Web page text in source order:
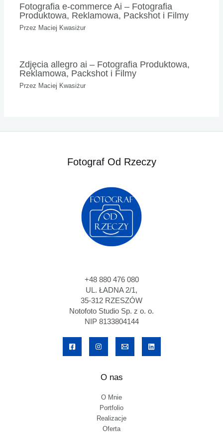
Fotografia e-commerce Ai – Fotografia
Produktowa, Reklamowa, Packshot i Filmy
Przez Maciej Kwasiżur
Zdjęcia allegro ai – Fotografia Produktowa,
Reklamowa, Packshot i Filmy
Przez Maciej Kwasiżur
Fotograf Od Rzeczy
+48 880 476 080
UL. ŁADNA 2/1,
35-312 RZESZÓW
Notofoto Studio Sp. z o. o.
NIP 8133804144
O nas
O Mnie
Portfolio
Realizacje
Oferta